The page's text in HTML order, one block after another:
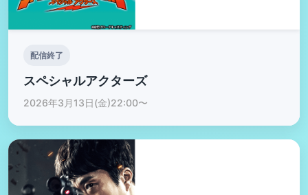
配信終了
スペシャルアクターズ
2026年3月13日(金)22:00〜